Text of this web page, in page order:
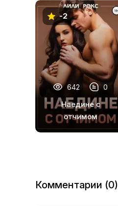
13
14
15
16
17
18
19
-2
642 0
Наедине с
отчимом
Комментарии (0)